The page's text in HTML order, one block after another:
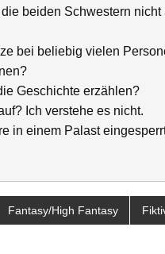
beiden Schwestern
bei beliebig vielen
Geschichte erzählen?
Ich verstehe es nicht.
in einem Palast
Fantasy/High Fantasy